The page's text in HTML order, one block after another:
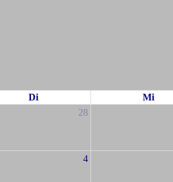
Di Mi
28
4